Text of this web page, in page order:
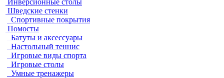
Инверсионные столы
Шведские стенки
Спортивные покрытия
Помосты
Батуты и аксессуары
Настольный теннис
Игровые виды спорта
Игровые столы
Умные тренажеры